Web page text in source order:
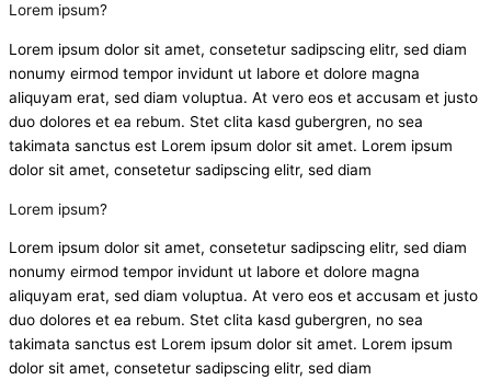
Lorem ipsum?
Lorem ipsum dolor sit amet, consetetur sadipscing elitr, sed diam
nonumy eirmod tempor invidunt ut labore et dolore magna
aliquyam erat, sed diam voluptua. At vero eos et accusam et justo
duo dolores et ea rebum. Stet clita kasd gubergren, no sea
takimata sanctus est Lorem ipsum dolor sit amet. Lorem ipsum
dolor sit amet, consetetur sadipscing elitr, sed diam
Lorem ipsum?
Lorem ipsum dolor sit amet, consetetur sadipscing elitr, sed diam
nonumy eirmod tempor invidunt ut labore et dolore magna
aliquyam erat, sed diam voluptua. At vero eos et accusam et justo
duo dolores et ea rebum. Stet clita kasd gubergren, no sea
takimata sanctus est Lorem ipsum dolor sit amet. Lorem ipsum
dolor sit amet, consetetur sadipscing elitr, sed diam